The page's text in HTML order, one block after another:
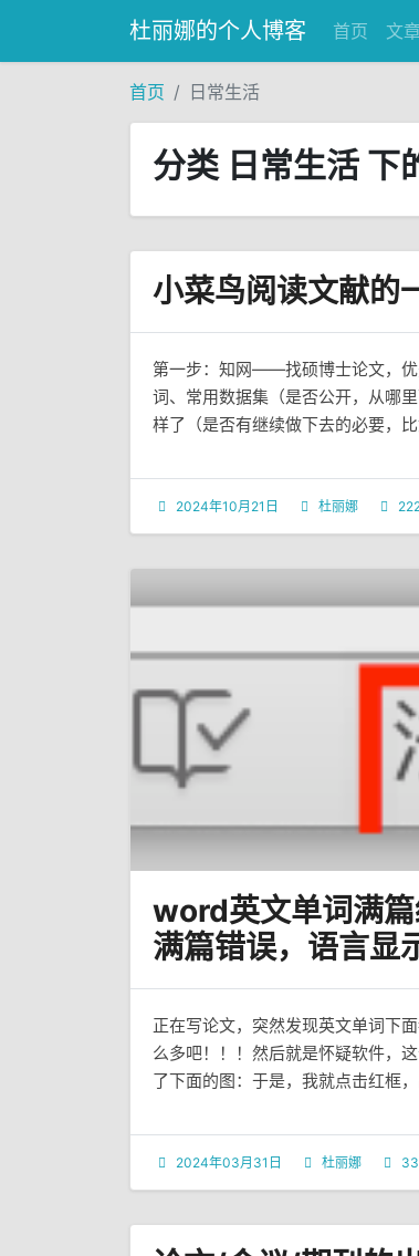
杜丽娜的个人博客 首页 文
首页 日常生活
分类 日常生活 下
小菜鸟阅读文献的
第一步：知网——找硕博士论文，优
词、常用数据集（是否公开，从哪
样了（是否有继续做下去的必要，
2024年10月21日 杜丽娜
word英文单词满
满篇错误，语言显
正在写论文，突然发现英文单词下
么多吧！！！然后就是怀疑软件，
了下面的图：于是，我就点击红框
2024年03月31日 杜丽娜